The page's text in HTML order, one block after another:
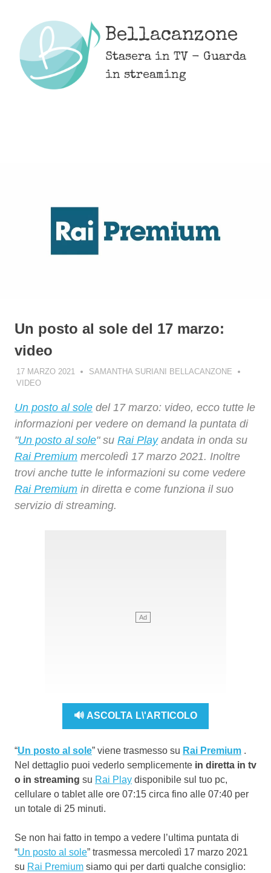
content
Bellacanzone
Stasera in TV - Guarda
in streaming
Un posto al sole del 17 marzo:
video
17 MARZO 2021
SAMANTHA SURIANI BELLACANZONE
VIDEO
Un posto al sole del 17 marzo: video, ecco tutte le
informazioni per vedere on demand la puntata di
"Un posto al sole" su Rai Playandata in onda su
Rai Premium mercoledì 17 marzo 2021. Inoltre
trovi anche tutte le informazioni su come vedere
Rai Premium in diretta e come funziona il suo
servizio di streaming.
🔊 ASCOLTA L\'ARTICOLO
“Un posto al sole” viene trasmesso su Rai Premium .
Nel dettaglio puoi vederlo semplicemente in diretta in tv
o in streaming su Rai Play disponibile sul tuo pc,
cellulare o tablet alle ore 07:15 circa fino alle 07:40 per
un totale di 25 minuti.
Se non hai fatto in tempo a vedere l’ultima puntata di
“Un posto al sole” trasmessa mercoledì 17 marzo 2021
su Rai Premium siamo qui per darti qualche consiglio: